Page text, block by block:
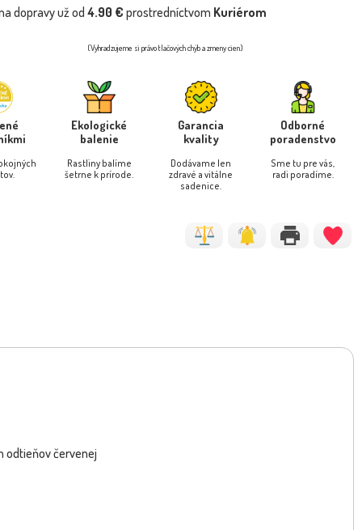
dopravy už od4.90 € prostredníctvom Kuriérom
(Vyhradzujeme si právo tlačových chýb a zmeny cien)
Ekologické
balenie
Rastliny balíme
šetrne k prírode.
Garancia
kvality
Dodávame len
zdravé a vitálne
sadenice.
Odborné
poradenstvo
Sme tu pre vás,
radi poradíme.
odtieňov červenej